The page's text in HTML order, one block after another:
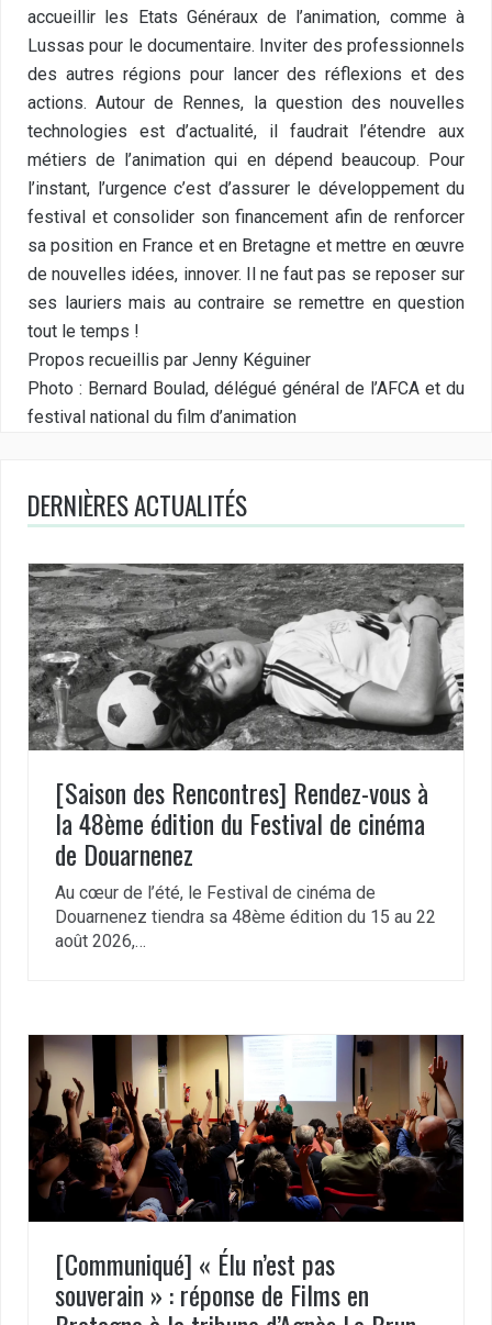
accueillir les Etats Généraux de l’animation, comme à
Lussas pour le documentaire. Inviter des professionnels
des autres régions pour lancer des réflexions et des
actions. Autour de Rennes, la question des nouvelles
technologies est d’actualité, il faudrait l’étendre aux
métiers de l’animation qui en dépend beaucoup. Pour
l’instant, l’urgence c’est d’assurer le développement du
festival et consolider son financement afin de renforcer
sa position en France et en Bretagne et mettre en œuvre
de nouvelles idées, innover. Il ne faut pas se reposer sur
ses lauriers mais au contraire se remettre en question
tout le temps !
Propos recueillis par Jenny Kéguiner
Photo : Bernard Boulad, délégué général de l’AFCA et du
festival national du film d’animation
DERNIÈRES ACTUALITÉS
[Saison des Rencontres] Rendez-vous à
la 48ème édition du Festival de cinéma
de Douarnenez
Au cœur de l’été, le Festival de cinéma de
Douarnenez tiendra sa 48ème édition du 15 au 22
août 2026,…
[Communiqué] « Élu n’est pas
souverain » : réponse de Films en